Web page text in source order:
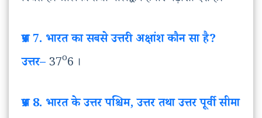
प्रश्न7. भारतकासबसेउत्तरीअक्षांशकौनसाहै?
उत्तर–37o6 ।
प्रश्न8. भारतकेउत्तरपश्चिम, उत्तरतथाउत्तरपूर्वीसीमा